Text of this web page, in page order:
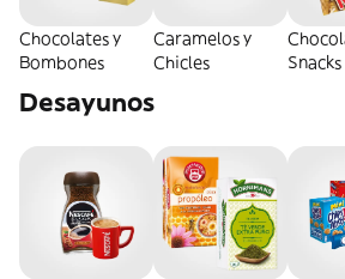
Chocolates y
Bombones
Caramelos y
Chicles
Snacks
Desayunos